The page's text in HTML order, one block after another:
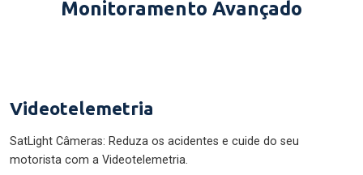
Monitoramento Avançado
Videotelemetria
SatLight Câmeras: Reduza os acidentes e cuide do seu
motorista com a Videotelemetria.